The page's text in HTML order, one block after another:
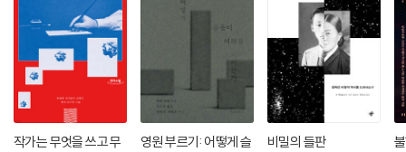
작가는 무엇을 쓰고 무
영원 부르기: 어떻게 슬
비밀의 들판